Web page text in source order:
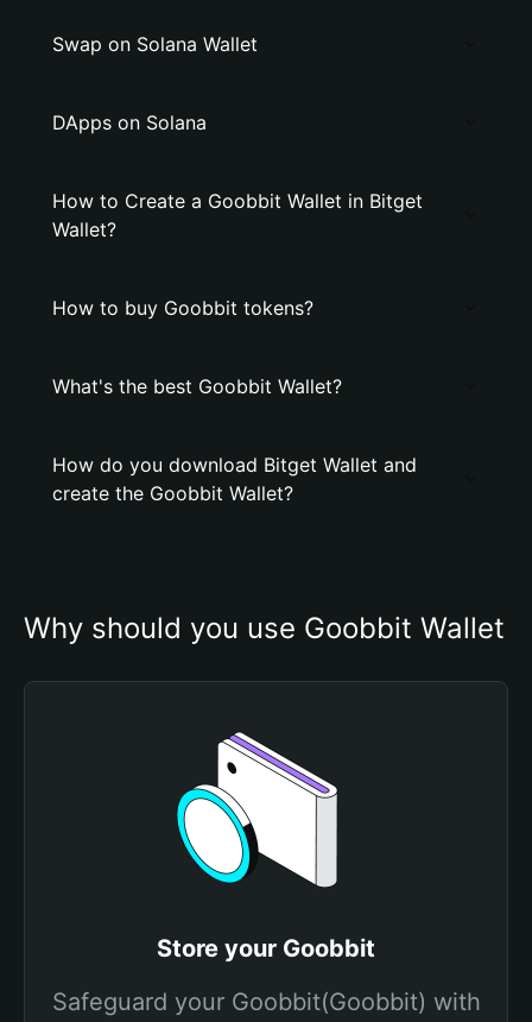
Swap on Solana Wallet
DApps on Solana
How to Create a Goobbit Wallet in Bitget
Wallet?
How to buy Goobbit tokens?
What's the best Goobbit Wallet?
How do you download Bitget Wallet and
create the Goobbit Wallet?
Why should you use Goobbit Wallet
Store your Goobbit
Safeguard your Goobbit(Goobbit) with